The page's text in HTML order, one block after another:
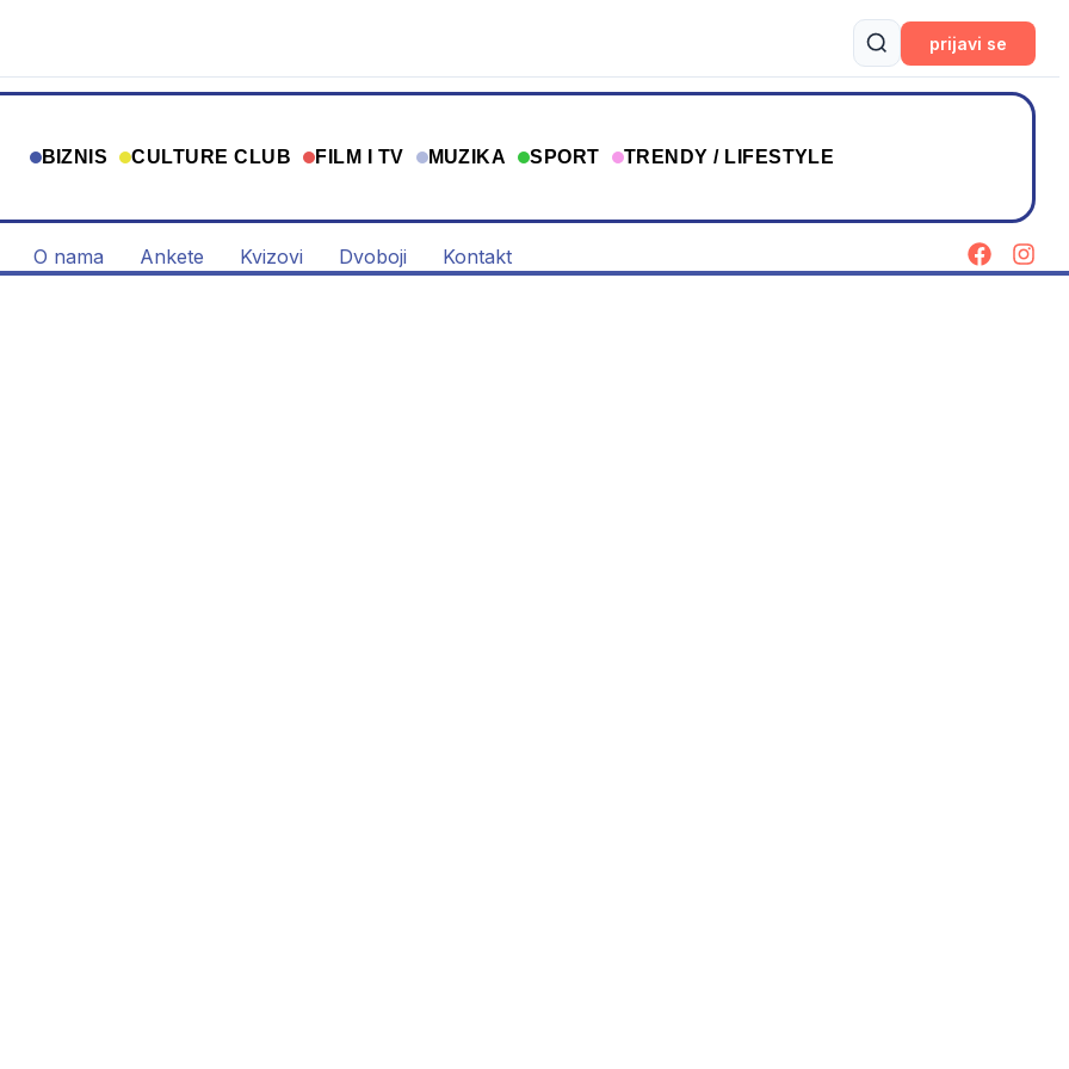
prijavi se
BIZNIS CULTURE CLUB FILM I TV MUZIKA SPORT TRENDY / LIFESTYLE
O nama Ankete Kvizovi Dvoboji Kontakt